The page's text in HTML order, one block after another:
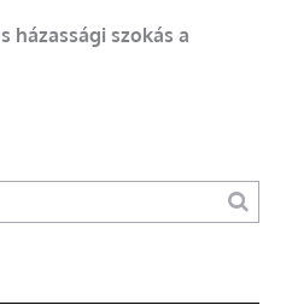
házassági szokás a